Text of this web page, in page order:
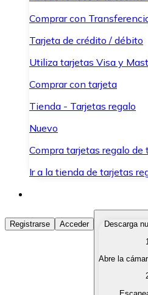
Comprar con
Tarjeta de crédito / débito
Utiliza tarjetas Visa y
Comprar con tarjeta
Tienda - Tarjetas regalo
Nuevo
Compra tarjetas regalo
Ir a la tienda de tarjetas
Comprar Criptomonedas
Compra criptomonedas
Vende tus criptomonedas
Registrarse Acceder
Descarga
1
Abre la